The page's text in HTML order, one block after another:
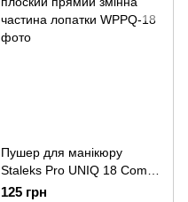
Пушер для манікюру
Staleks Pro UNIQ 18 Combo
плоский прямий змінна
125 грн